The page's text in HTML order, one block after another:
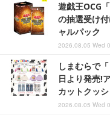
遊戯王OCG
の抽選受け
ャルパック
2026.08.05 Wed
しまむらで
日より発売!
カットクッ
2026.08.05 Wed